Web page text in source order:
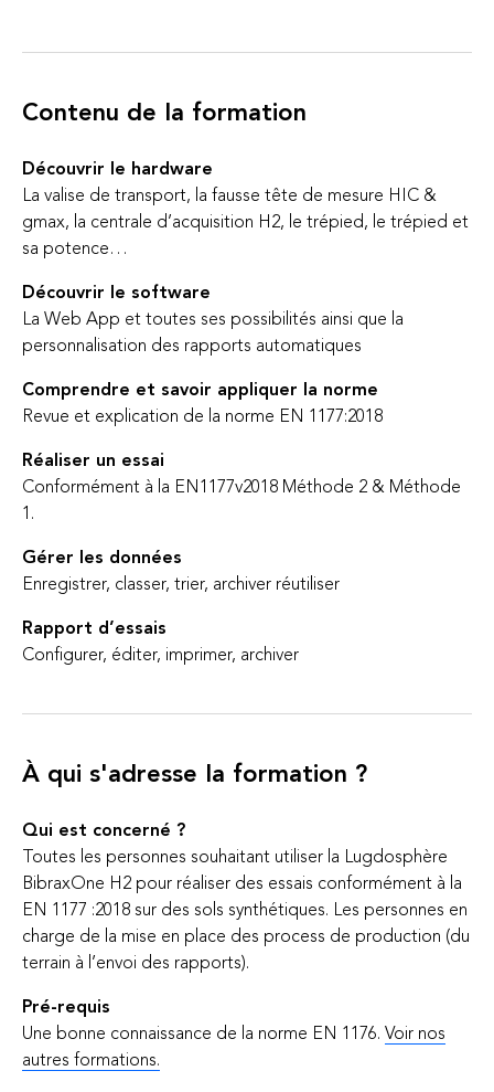
Contenu de la formation
Découvrir le hardware
La valise de transport, la fausse tête de mesure HIC &
gmax, la centrale d’acquisition H2, le trépied, le trépied et
sa potence…
Découvrir le software
La Web App et toutes ses possibilités ainsi que la
personnalisation des rapports automatiques
Comprendre et savoir appliquer la norme
Revue et explication de la norme EN 1177:2018
Réaliser un essai
Conformément à la EN1177v2018 Méthode 2 & Méthode
1.
Gérer les données
Enregistrer, classer, trier, archiver réutiliser
Rapport d’essais
Configurer, éditer, imprimer, archiver
À qui s'adresse la formation ?
Qui est concerné ?
Toutes les personnes souhaitant utiliser la Lugdosphère
BibraxOne H2 pour réaliser des essais conformément à la
EN 1177 :2018 sur des sols synthétiques. Les personnes en
charge de la mise en place des process de production (du
terrain à l’envoi des rapports).
Pré-requis
Une bonne connaissance de la norme EN 1176. Voir nos
autres formations.